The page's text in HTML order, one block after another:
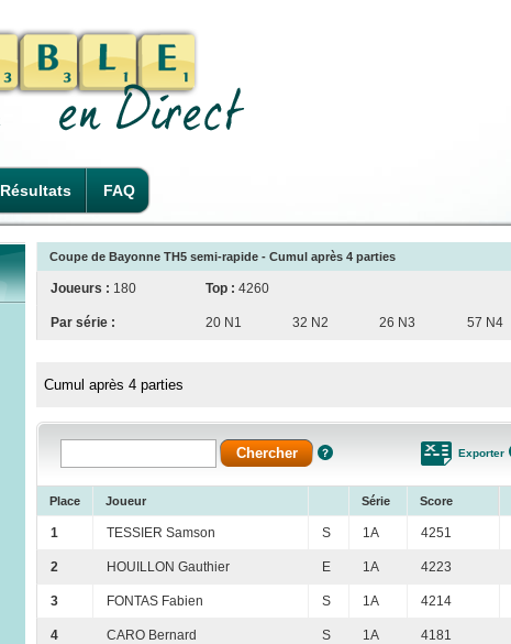
Résultats FAQ
Coupe de Bayonne TH5 semi-rapide - Cumul après 4 parties
Joueurs : 180 Top : 4260
Par série : 20 N1 32 N2 26 N3 57 N4
Cumul après 4 parties
Exporter
Place Joueur Série Score
1 TESSIER Samson S 1A 4251
2 HOUILLON Gauthier E 1A 4223
3 FONTAS Fabien S 1A 4214
4 CARO Bernard S 1A 4181